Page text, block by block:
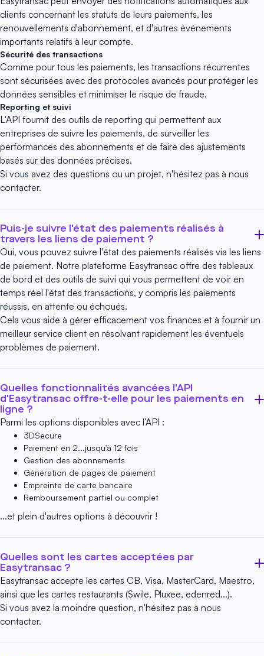
clients concernant les statuts de leurs paiements, les
renouvellements d'abonnement, et d'autres événements
importants relatifs à leur compte.
Sécurité des transactions
Comme pour tous les paiements, les transactions récurrentes
sont sécurisées avec des protocoles avancés pour protéger les
données sensibles et minimiser le risque de fraude.
Reporting et suivi
L'API fournit des outils de reporting qui permettent aux
entreprises de suivre les paiements, de surveiller les
performances des abonnements et de faire des ajustements
basés sur des données précises.
Si vous avez des questions ou un projet, n'hésitez pas à nous
contacter.
Puis-je suivre l'état des paiements réalisés à
travers les liens de paiement ?
Oui, vous pouvez suivre l'état des paiements réalisés via les liens
de paiement. Notre plateforme Easytransac offre des tableaux
de bord et des outils de suivi qui vous permettent de voir en
temps réel l'état des transactions, y compris les paiements
réussis, en attente ou échoués.
Cela vous aide à gérer efficacement vos finances et à fournir un
meilleur service client en résolvant rapidement les éventuels
problèmes de paiement.
Quelles fonctionnalités avancées l'API
d'Easytransac offre-t-elle pour les paiements en
ligne ?
Parmi les options disponibles avec l’API :
3DSecure
Paiement en 2...jusqu'à 12 fois
Gestion des abonnements
Génération de pages de paiement
Empreinte de carte bancaire
Remboursement partiel ou complet
...et plein d'autres options à découvrir !
Quelles sont les cartes acceptées par
Easytransac ?
Easytransac accepte les cartes CB, Visa, MasterCard, Maestro,
ainsi que les cartes restaurants (Swile, Pluxee, edenred...).
Si vous avez la moindre question, n'hésitez pas à nous
contacter.